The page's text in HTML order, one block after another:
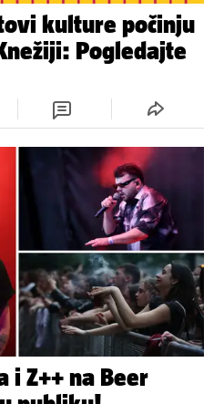
kulture počinju
Pogledajte
i Z++ na Beer